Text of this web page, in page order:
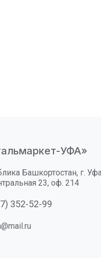
УФА»
Башкортостан, г.
23, оф. 214
352-52-99